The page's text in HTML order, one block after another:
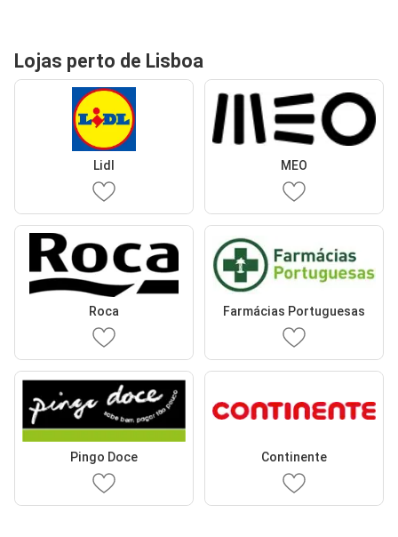
Lojas perto de Lisboa
Lidl MEO
Roca Farmácias Portuguesas
Pingo Doce Continente